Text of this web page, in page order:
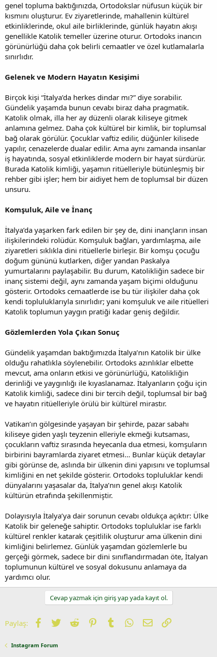
genel topluma baktığınızda, Ortodokslar nüfusun küçük bir
kısmını oluşturur. Ev ziyaretlerinde, mahallenin kültürel
etkinliklerinde, okul aile birliklerinde, günlük hayatın akışı
genellikle Katolik temeller üzerine oturur. Ortodoks inancın
görünürlüğü daha çok belirli cemaatler ve özel kutlamalarla
sınırlıdır.
Gelenek ve Modern Hayatın Kesişimi
Birçok kişi “İtalya’da herkes dindar mı?” diye sorabilir.
Gündelik yaşamda bunun cevabı biraz daha pragmatik.
Katolik olmak, illa her ay düzenli olarak kiliseye gitmek
anlamına gelmez. Daha çok kültürel bir kimlik, bir toplumsal
bağ olarak görülür. Çocuklar vaftiz edilir, düğünler kilisede
yapılır, cenazelerde dualar edilir. Ama aynı zamanda insanlar
iş hayatında, sosyal etkinliklerde modern bir hayat sürdürür.
Burada Katolik kimliği, yaşamın ritüelleriyle bütünleşmiş bir
rehber gibi işler; hem bir aidiyet hem de toplumsal bir düzen
unsuru.
Komşuluk, Aile ve İnanç
İtalya’da yaşarken fark edilen bir şey de, dini inançların insan
ilişkilerindeki rolüdür. Komşuluk bağları, yardımlaşma, aile
ziyaretleri sıklıkla dini ritüellerle birleşir. Bir komşu çocuğu
doğum gününü kutlarken, diğer yandan Paskalya
yumurtalarını paylaşabilir. Bu durum, Katolikliğin sadece bir
inanç sistemi değil, aynı zamanda yaşam biçimi olduğunu
gösterir. Ortodoks cemaatlerde ise bu tür ilişkiler daha çok
kendi topluluklarıyla sınırlıdır; yani komşuluk ve aile ritüelleri
Katolik toplumun yaygın pratiği kadar geniş değildir.
Gözlemlerden Yola Çıkan Sonuç
Gündelik yaşamdan baktığımızda İtalya’nın Katolik bir ülke
olduğu rahatlıkla söylenebilir. Ortodoks azınlıklar elbette
mevcut, ama onların etkisi ve görünürlüğü, Katolikliğin
derinliği ve yaygınlığı ile kıyaslanamaz. İtalyanların çoğu için
Katolik kimliği, sadece dini bir tercih değil, toplumsal bir bağ
ve hayatın ritüelleriyle örülü bir kültürel mirastır.
Vatikan’ın gölgesinde yaşayan bir şehirde, pazar sabahı
kiliseye giden yaşlı teyzenin elleriyle ekmeği kutsaması,
çocukların vaftiz sırasında heyecanla dua etmesi, komşuların
birbirini bayramlarda ziyaret etmesi… Bunlar küçük detaylar
gibi görünse de, aslında bir ülkenin dini yapısını ve toplumsal
kimliğini en net şekilde gösterir. Ortodoks topluluklar kendi
dünyalarını yaşasalar da, İtalya’nın genel akışı Katolik
kültürün etrafında şekillenmiştir.
Dolayısıyla İtalya’ya dair sorunun cevabı oldukça açıktır: Ülke
Katolik bir geleneğe sahiptir. Ortodoks topluluklar ise farklı
kültürel renkler katarak çeşitlilik oluşturur ama ülkenin dini
kimliğini belirlemez. Günlük yaşamdan gözlemlerle bu
gerçeği görmek, sadece bir dini sınıflandırmadan öte, İtalyan
toplumunun kültürel ve sosyal dokusunu anlamaya da
yardımcı olur.
Cevap yazmak için giriş yap yada kayıt ol.
Paylaş: Facebook
TwitterReddit PinterestTumblrWhatsApp
E-postaLink
Instagram Forum